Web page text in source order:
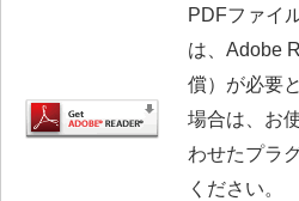
PDFファイ
は、Adobe
償）が必要
場合は、お
わせたプラ
ください。